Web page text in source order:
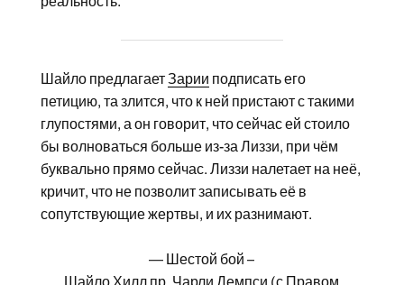
Шайло предлагаетЗарии подписать его
петицию, та злится, что к ней пристают с такими
глупостями, а он говорит, что сейчас ей стоило
бы волноваться больше из-за Лиззи, при чём
буквально прямо сейчас. Лиззи налетает на неё,
кричит, что не позволит записывать её в
сопутствующие жертвы, и их разнимают.
— Шестой бой –
Шайло Хилл пр. Чарли Демпси (с Правом